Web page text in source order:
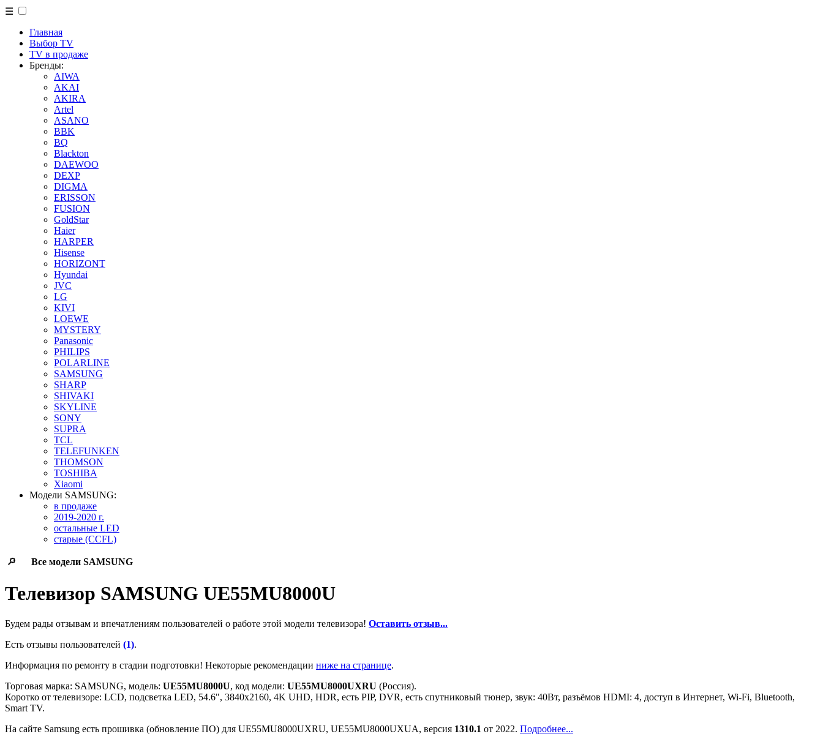
☰
Главная
Выбор TV
TV в продаже
Бренды:
AIWA
AKAI
AKIRA
Artel
ASANO
BBK
BQ
Blackton
DAEWOO
DEXP
DIGMA
ERISSON
FUSION
GoldStar
Haier
HARPER
Hisense
HORIZONT
Hyundai
JVC
LG
KIVI
LOEWE
MYSTERY
Panasonic
PHILIPS
POLARLINE
SAMSUNG
SHARP
SHIVAKI
SKYLINE
SONY
SUPRA
TCL
TELEFUNKEN
THOMSON
TOSHIBA
Xiaomi
Модели SAMSUNG:
в продаже
2019-2020 г.
остальные LED
старые (CCFL)
🔎 Все модели SAMSUNG
Телевизор SAMSUNG UE55MU8000U
Будем рады отзывам и впечатлениям пользователей о работе этой модели телевизора! Оставить отзыв...
Есть отзывы пользователей (1).
Информация по ремонту в стадии подготовки! Некоторые рекомендации ниже на странице.
Торговая марка: SAMSUNG, модель: UE55MU8000U, код модели: UE55MU8000UXRU (Россия).
Коротко от телевизоре: LCD, подсветка LED, 54.6", 3840x2160, 4K UHD, HDR, есть PIP, DVR, есть спутниковый тюнер, звук: 40Вт, разъёмов HDMI: 4, доступ в Интернет, Wi-Fi, Bluetooth,
Smart TV.
На сайте Samsung есть прошивка (обновление ПО) для UE55MU8000UXRU, UE55MU8000UXUA, версия 1310.1 от 2022. Подробнее...